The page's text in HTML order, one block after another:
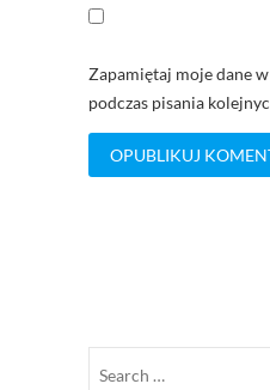
Zapamiętaj moje dane
podczas pisania